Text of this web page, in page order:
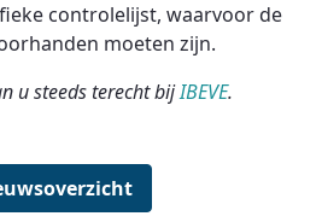
controlelijst, waarvoor de
moeten zijn.
u steeds terecht bijIBEVE.